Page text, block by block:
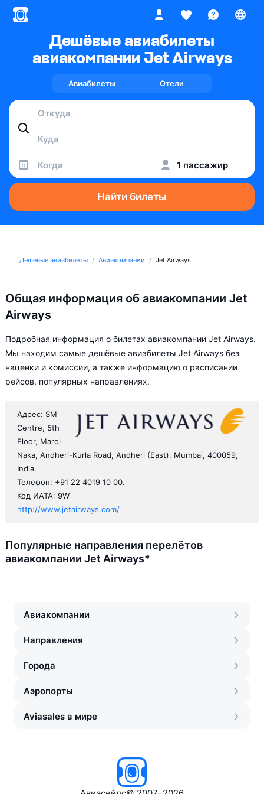
Дешёвые авиабилеты
авиакомпании Jet Airways
Авиабилеты Отели
Когда 1 пассажир
Найти билеты
Дешёвые авиабилеты Авиакомпании Jet Airways
Общая информация об авиакомпании Jet
Airways
Подробная информация о билетах авиакомпании Jet Airways.
Мы находим самые дешёвые авиабилеты Jet Airways без
наценки и комиссии, а также информацию о расписании
рейсов, популярных направлениях.
Адрес: SM
Centre, 5th
Floor, Marol
Naka, Andheri-Kurla Road, Andheri (East), Mumbai, 400059,
India.
Телефон: +91 22 4019 10 00.
Код ИАТА: 9W
http://www.jetairways.com/
Популярные направления перелётов
авиакомпании Jet Airways*
Авиакомпании
Направления
Города
Аэропорты
Aviasales в мире